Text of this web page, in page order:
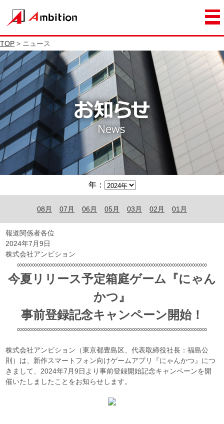
TOP > ニュース
年：
08月 07月 06月 05月 03月 02月 01月
報道関係者各位
2024年7月9日
株式会社アンビション
∞∞∞∞∞∞∞∞∞∞∞∞∞∞∞∞∞∞∞∞∞∞∞∞∞∞∞∞∞∞∞∞∞∞∞∞∞∞
今夏リリース予定箱庭ゲーム『にゃん
かつ』
事前登録記念キャンペーン開始！
∞∞∞∞∞∞∞∞∞∞∞∞∞∞∞∞∞∞∞∞∞∞∞∞∞∞∞∞∞∞∞∞∞∞∞∞∞∞
株式会社アンビション（東京都豊島区、代表取締役社長：福島公
則）は、新作スマートフォン向けゲームアプリ『にゃんかつ』につ
きまして、2024年7月9日より事前登録開始記念キャンペーンを開
催いたしましたことをお知らせします。